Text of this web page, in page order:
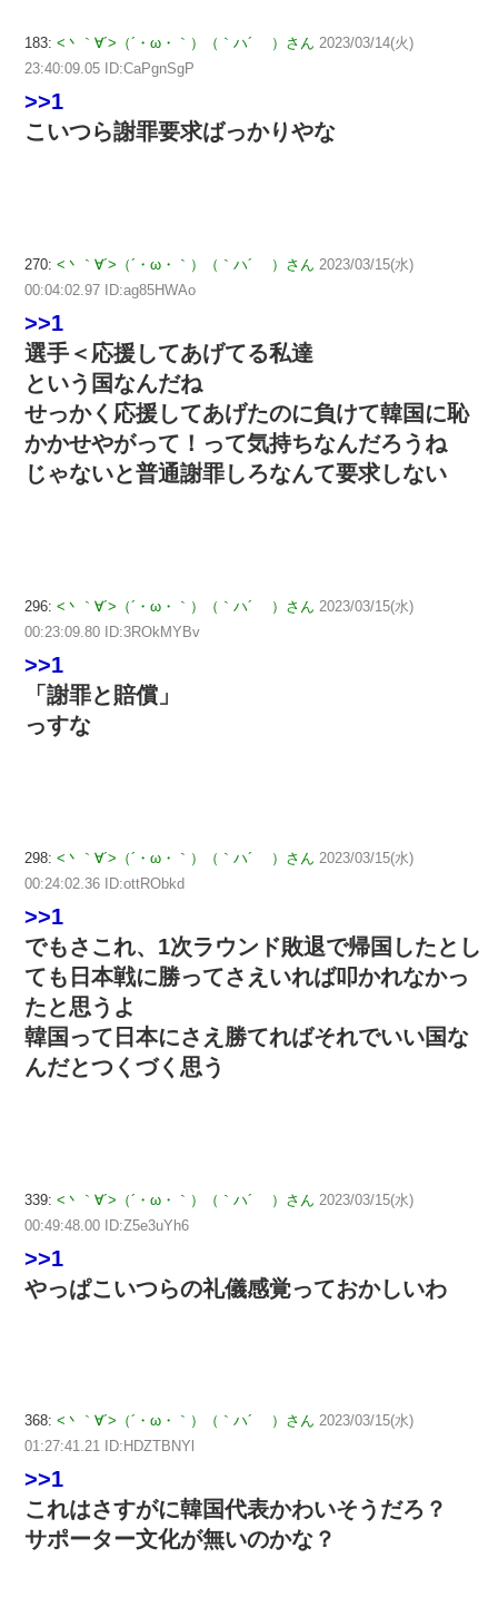
183: <丶｀∀´>（´・ω・｀）（｀ハ´ ）さん 2023/03/14(火)
23:40:09.05 ID:CaPgnSgP
>>1
こいつら謝罪要求ばっかりやな
270: <丶｀∀´>（´・ω・｀）（｀ハ´ ）さん 2023/03/15(水)
00:04:02.97 ID:ag85HWAo
>>1
選手＜応援してあげてる私達
という国なんだね
せっかく応援してあげたのに負けて韓国に恥
かかせやがって！って気持ちなんだろうね
じゃないと普通謝罪しろなんて要求しない
296: <丶｀∀´>（´・ω・｀）（｀ハ´ ）さん 2023/03/15(水)
00:23:09.80 ID:3ROkMYBv
>>1
「謝罪と賠償」
っすな
298: <丶｀∀´>（´・ω・｀）（｀ハ´ ）さん 2023/03/15(水)
00:24:02.36 ID:ottRObkd
>>1
でもさこれ、1次ラウンド敗退で帰国したとし
ても日本戦に勝ってさえいれば叩かれなかっ
たと思うよ
韓国って日本にさえ勝てればそれでいい国な
んだとつくづく思う
339: <丶｀∀´>（´・ω・｀）（｀ハ´ ）さん 2023/03/15(水)
00:49:48.00 ID:Z5e3uYh6
>>1
やっぱこいつらの礼儀感覚っておかしいわ
368: <丶｀∀´>（´・ω・｀）（｀ハ´ ）さん 2023/03/15(水)
01:27:41.21 ID:HDZTBNYl
>>1
これはさすがに韓国代表かわいそうだろ？
サポーター文化が無いのかな？